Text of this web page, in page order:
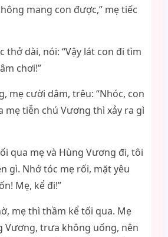
mang con được,” mẹ tiếc
thở dài, nói: “Vậy lát con đi tìm
chơi!”
mẹ cười dâm, trêu: “Nhóc, con
mẹ tiễn chú Vương thì xảy ra gì
qua mẹ và Hùng Vương đi, tôi
gì. Nhớ tóc mẹ rối, mặt yêu
Mẹ, kể đi!”
mẹ thì thầm kể tối qua. Mẹ
Vương, trưa không uống, nên